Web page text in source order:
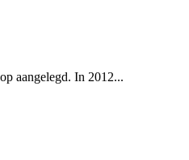
aangelegd. In 2012...